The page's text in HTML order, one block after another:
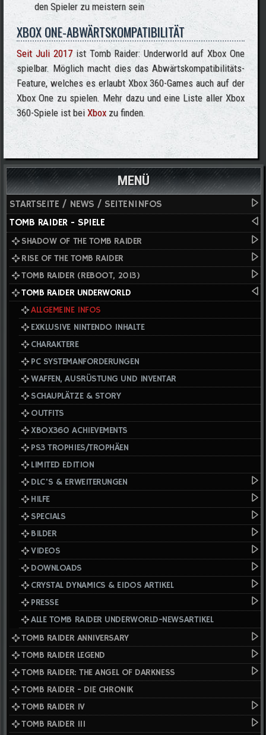
den Spieler zu meistern sein
XBOX ONE-ABWÄRTSKOMPATIBILITÄT
Seit Juli 2017ist Tomb Raider: Underworld auf Xbox One
spielbar. Möglich macht dies das Abwärtskompatibilitäts-
Feature, welches es erlaubt Xbox 360-Games auch auf der
Xbox One zu spielen. Mehr dazu und eine Liste aller Xbox
360-Spiele ist beiXbox zu finden.
MENÜ
STARTSEITE / NEWS / SEITENINFOS
TOMB RAIDER - SPIELE
SHADOW OF THE TOMB RAIDER
RISE OF THE TOMB RAIDER
TOMB RAIDER (REBOOT, 2013)
TOMB RAIDER UNDERWORLD
ALLGEMEINE INFOS
EXKLUSIVE NINTENDO INHALTE
CHARAKTERE
PC SYSTEMANFORDERUNGEN
WAFFEN, AUSRÜSTUNG UND INVENTAR
SCHAUPLÄTZE & STORY
OUTFITS
XBOX360 ACHIEVEMENTS
PS3 TROPHIES/TROPHÄEN
LIMITED EDITION
DLC'S & ERWEITERUNGEN
HILFE
SPECIALS
BILDER
VIDEOS
DOWNLOADS
CRYSTAL DYNAMICS & EIDOS ARTIKEL
PRESSE
ALLE TOMB RAIDER UNDERWORLD-NEWSARTIKEL
TOMB RAIDER ANNIVERSARY
TOMB RAIDER LEGEND
TOMB RAIDER: THE ANGEL OF DARKNESS
TOMB RAIDER - DIE CHRONIK
TOMB RAIDER IV
TOMB RAIDER III